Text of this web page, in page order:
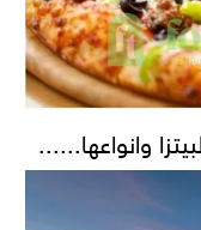
وانواعها......